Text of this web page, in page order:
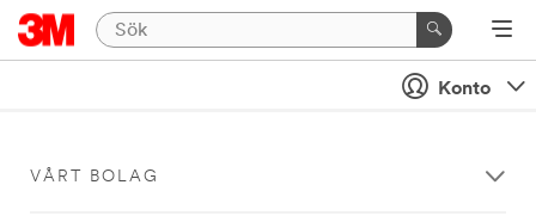
Konto
VÅRT BOLAG